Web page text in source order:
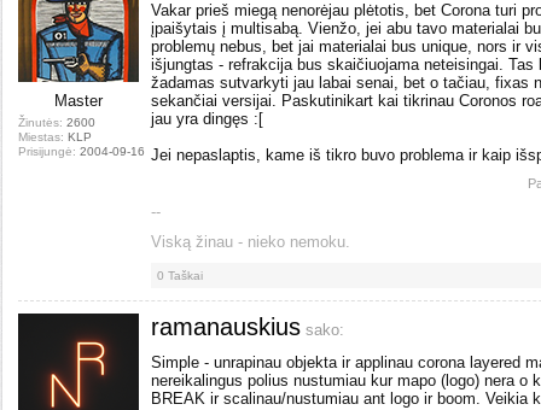
Master
Žinutės: 2600
Miestas: KLP
Prisijungė: 2004-09-16
Vakar prieš miegą nenorėjau plėtotis, bet Corona turi
įpaišytais į multisabą. Vienžo, jei abu tavo materialai
problemų nebus, bet jai materialai bus unique, nors ir
išjungtas - refrakcija bus skaičiuojama neteisingai.
žadamas sutvarkyti jau labai senai, bet o tačiau, fixas
sekančiai versijai. Paskutinikart kai tikrinau Coronos
jau yra dingęs :[
Jei nepaslaptis, kame iš tikro buvo problema ir kaip
--
Viską žinau - nieko nemoku.
0 Taškai
ramanauskius sako:
Simple - unrapinau objekta ir applinau corona layered
nereikalingus polius nustumiau kur mapo (logo) nera o
BREAK ir scalinau/nustumiau ant logo ir boom. Veikia